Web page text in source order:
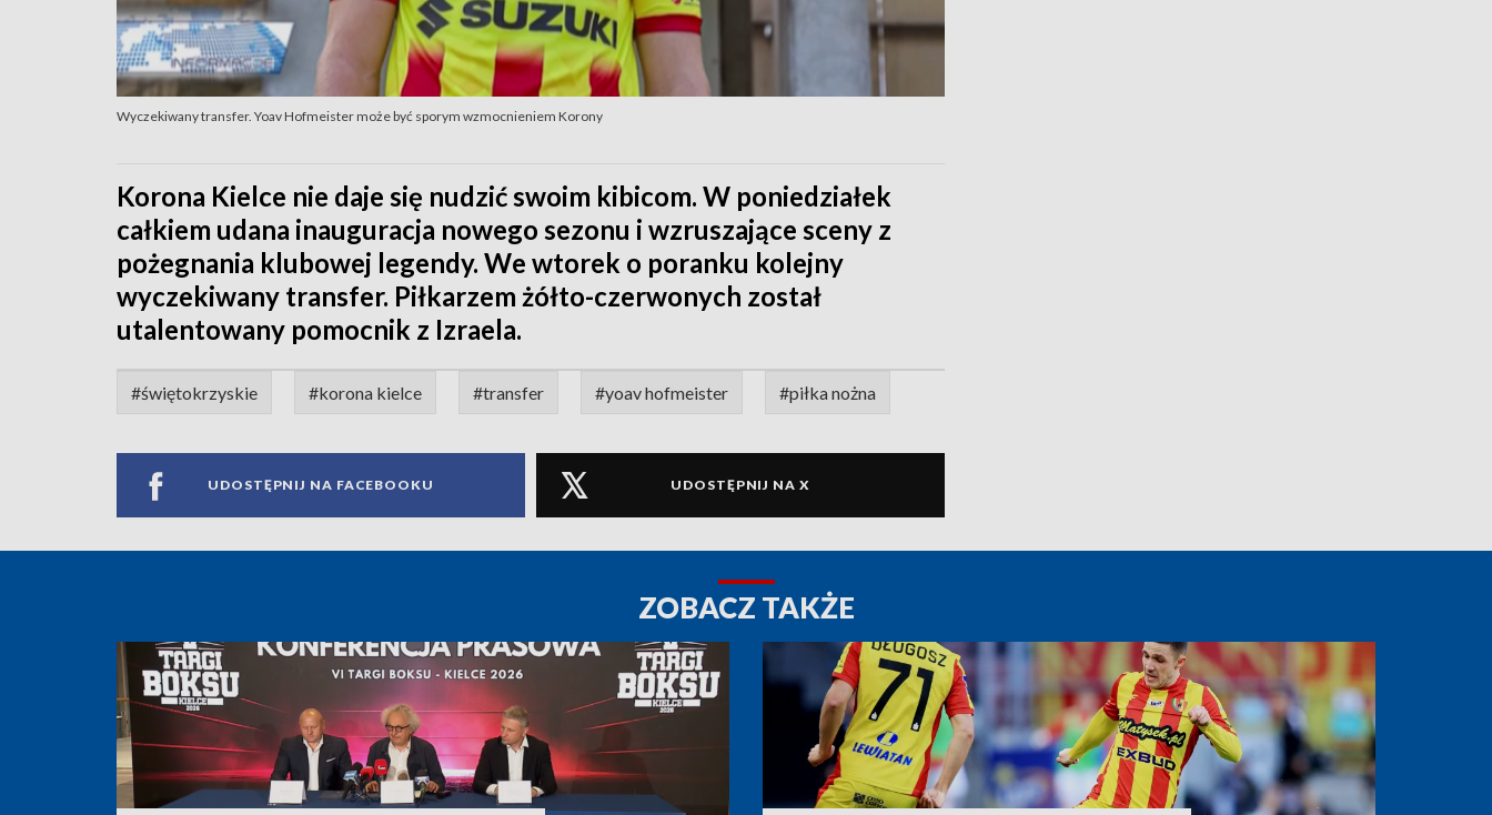
Wyczekiwany transfer. Yoav Hofmeister może być sporym wzmocnieniem Korony
Korona Kielce nie daje się nudzić swoim kibicom. W poniedziałek
całkiem udana inauguracja nowego sezonu i wzruszające sceny z
pożegnania klubowej legendy. We wtorek o poranku kolejny
wyczekiwany transfer. Piłkarzem żółto-czerwonych został
utalentowany pomocnik z Izraela.
#świętokrzyskie #korona kielce #transfer #yoav hofmeister #piłka nożna
UDOSTĘPNIJ NA FACEBOOKU UDOSTĘPNIJ NA X
ZOBACZ TAKŻE